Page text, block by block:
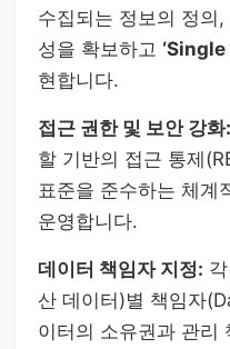
수집되는 정보의 정의
성을 확보하고
현합니다.
접근 권한 및 보안 강화:
할 기반의 접근 통제
표준을 준수하는 체계
운영합니다.
데이터 책임자 지정:
산 데이터)별 책임자
이터의 소유권과 관리